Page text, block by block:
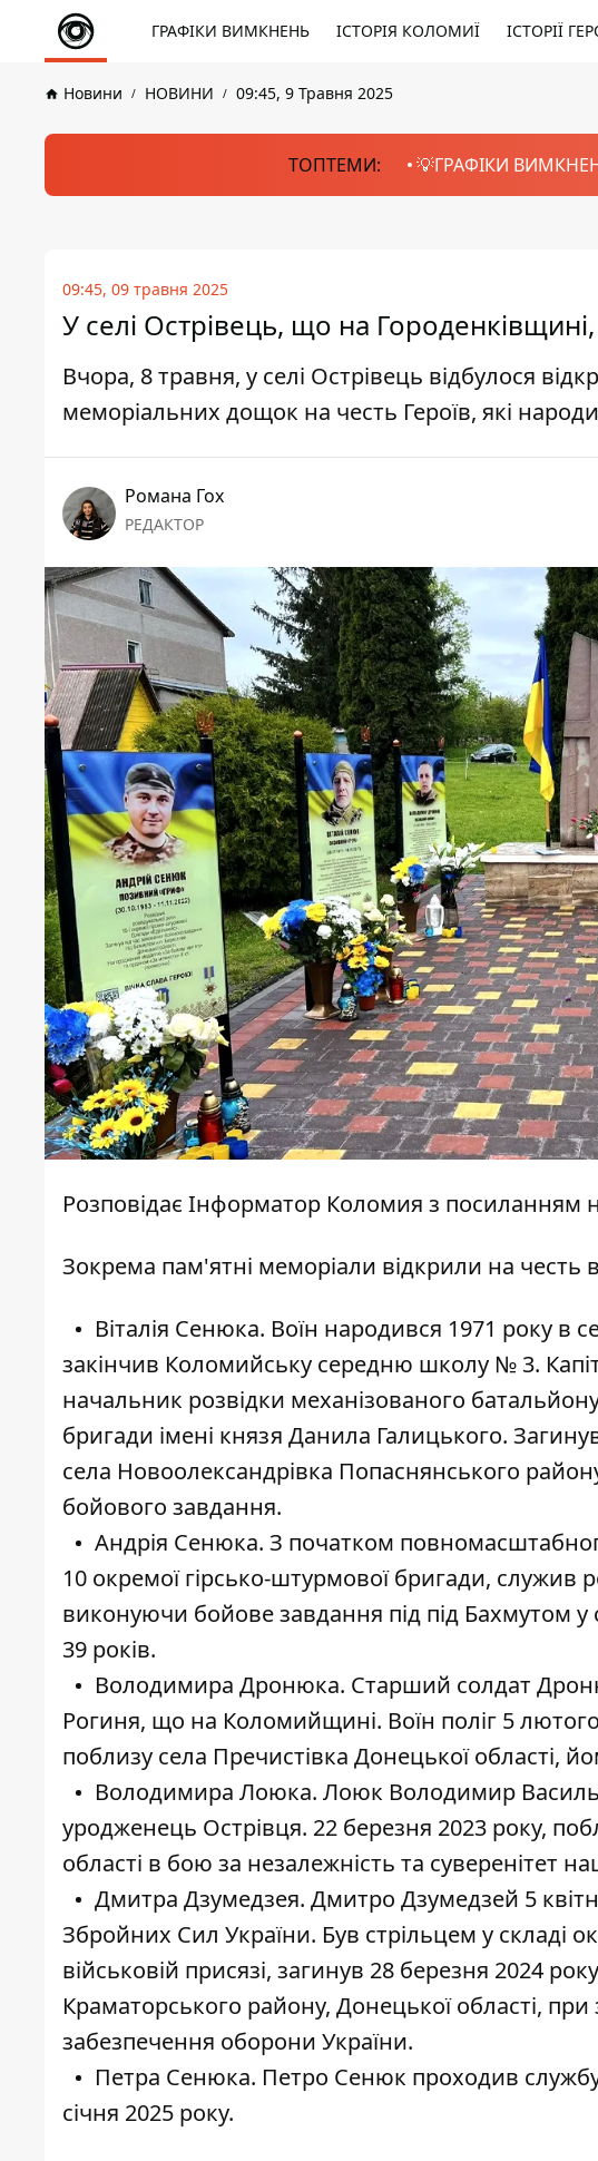
ГРАФІКИ ВИМКНЕНЬ ІСТОРІЯ КОЛОМИЇ ІСТОРІЇ
Новини НОВИНИ 09:45, 9 Травня 2025
ТОПТЕМИ: 💡ГРАФІКИ
09:45, 09 травня 2025
У селі Острівець, що на
Вчора, 8 травня, у селі Острівець відбулося
меморіальних дощок на честь Героїв, які
Романа Гох
РЕДАКТОР
Розповідає Інформатор Коломия з посиланням
Зокрема пам'ятні меморіали відкрили на честь
Віталія Сенюка. Воїн народився 1971 року в
закінчив Коломийську середню школу № 3.
начальник розвідки механізованого батальйону
бригади імені князя Данила Галицького.
села Новоолександрівка Попаснянського
бойового завдання.
Андрія Сенюка. З початком
10 окремої гірсько-штурмової бригади, служив
виконуючи бойове завдання під під Бахмутом
39 років.
Володимира Дронюка. Старший солдат
Рогиня, що на Коломийщині. Воїн поліг 5
поблизу села Пречистівка Донецької області,
Володимира Лоюка. Лоюк Володимир
уродженець Острівця. 22 березня 2023 року,
області в бою за незалежність та суверенітет
Дмитра Дзумедзея. Дмитро Дзумедзей 5
Збройних Сил України. Був стрільцем у складі
військовій присязі, загинув 28 березня 2024
Краматорського району, Донецької області, при
забезпечення оборони України.
Петра Сенюка. Петро Сенюк проходив службу
січня 2025 року.